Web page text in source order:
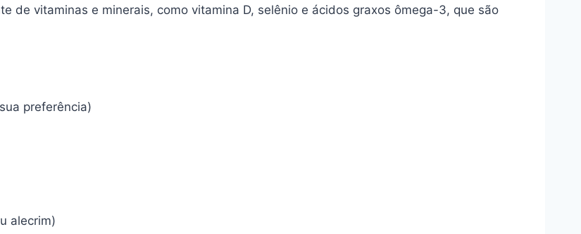
de vitaminas e minerais, como vitamina D, selênio e ácidos graxos ômega-3, que são
preferência)
alecrim)